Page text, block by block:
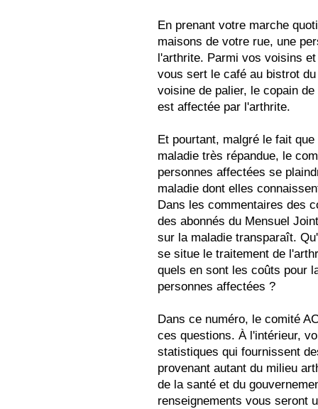
En prenant votre marche
maisons de votre rue, une
l'arthrite. Parmi vos voisins
vous sert le café au bistrot
voisine de palier, le copain
est affectée par l'arthrite.
Et pourtant, malgré le fait
maladie très répandue, le
personnes affectées se
maladie dont elles
Dans les commentaires des
des abonnés du Mensuel
sur la maladie transparaît.
se situe le traitement de
quels en sont les coûts pour
personnes affectées ?
Dans ce numéro, le comité
ces questions. À l'intérieur,
statistiques qui fournissent
provenant autant du milieu
de la santé et du
renseignements vous seront